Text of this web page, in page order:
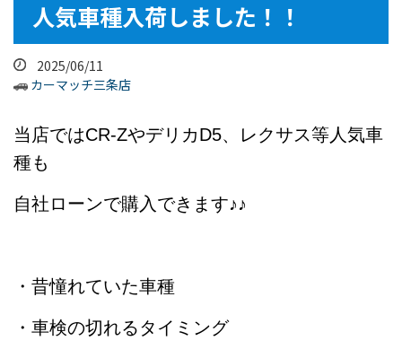
人気車種入荷しました！！
2025/06/11
カーマッチ三条店
当店ではCR-ZやデリカD5、レクサス等人気車
種も
自社ローンで購入できます♪♪
・昔憧れていた車種
・車検の切れるタイミング